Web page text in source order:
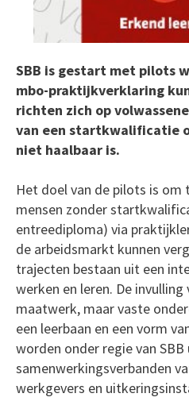
SBB is gestart met pilots
mbo-praktijkverklaring
richten zich op
van een startkwalificatie
niet haalbaar is.
Het doel van de pilots is
mensen zonder
entreediploma) via
de arbeidsmarkt kunnen
trajecten bestaan uit een
werken en leren. De invulling
maatwerk, maar vaste
een leerbaan en een vorm
worden onder regie van
samenwerkingsverbanden
werkgevers en